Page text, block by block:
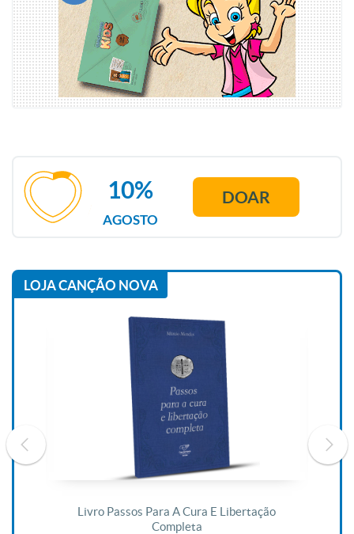
AGOSTO
10% DOAR
LOJA CANÇÃO NOVA
Livro Passos Para A Cura E Libertação
Completa